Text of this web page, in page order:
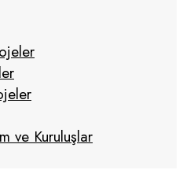
ve Kuruluşlar